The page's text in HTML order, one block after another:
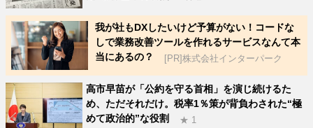
我が社もDXしたいけど予算がない！コードな
しで業務改善ツールを作れるサービスなんて本
当にあるの？
[PR]株式会社インターパーク
高市早苗が「公約を守る首相」を演じ続けるた
め、ただそれだけ。税率1％策が背負わされた“極
めて政治的”な役割
★ 1